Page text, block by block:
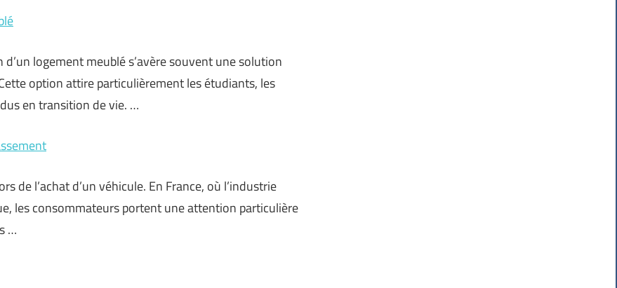
logement meublé s’avère souvent une solution
option attire particulièrement les étudiants, les
en transition de vie. …
de l’achat d’un véhicule. En France, où l’industrie
les consommateurs portent une attention particulière
…